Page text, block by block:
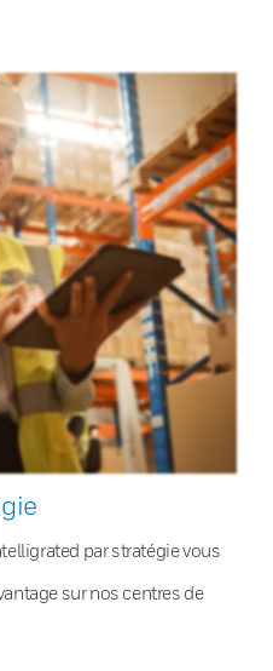
par stratégie vous
sur nos centres de